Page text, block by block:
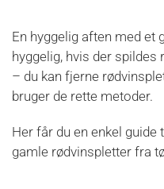
En hyggelig aften med et
hyggelig, hvis der spildes
– du kan fjerne
bruger de rette metoder.
Her får du en enkel
gamle rødvinspletter fra